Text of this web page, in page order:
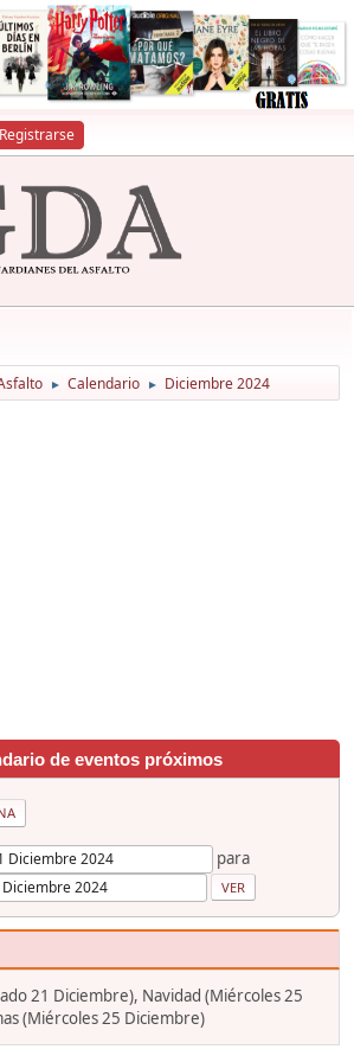
Registrarse
► Calendario ► Diciembre 2024
de eventos próximos
para
21 Diciembre), Navidad (Miércoles 25
(Miércoles 25 Diciembre)